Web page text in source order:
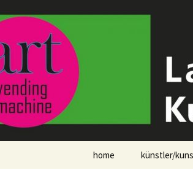
home künstler/